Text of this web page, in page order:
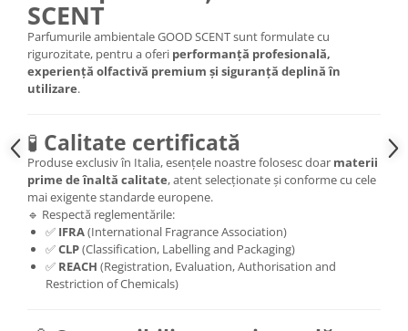
SCENT
Parfumurile ambientale GOOD SCENT sunt formulate cu
rigurozitate, pentru a oferi performanță profesională,
experiență olfactivă premium și siguranță deplină în
utilizare.
🧪 Calitate certificată
Produse exclusiv în Italia, esențele noastre folosesc doar materii
prime de înaltă calitate, atent selecționate și conforme cu cele
mai exigente standarde europene.
🔹 Respectă reglementările:
✅ IFRA(International Fragrance Association)
✅CLP(Classification, Labelling and Packaging)
✅ REACH (Registration, Evaluation, Authorisation and
Restriction of Chemicals)